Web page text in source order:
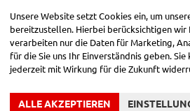
Unsere Website setzt Cookies ein, um
bereitzustellen. Hierbei berücksichtigen wir
verarbeiten nur die Daten für Marketing,
für die Sie uns Ihr Einverständnis geben.
jederzeit mit Wirkung für die Zukunft
ALLE AKZEPTIEREN